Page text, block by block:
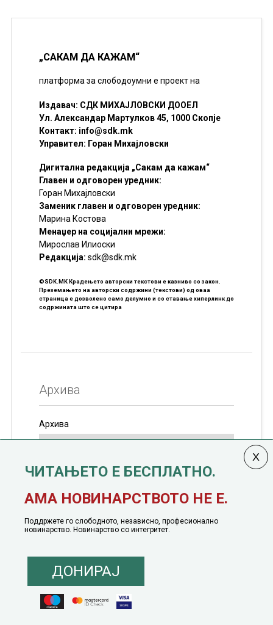
„САКАМ ДА КАЖАМ“
платформа за слободоумни е проект на
Издавач: СДК МИХАЈЛОВСКИ ДООЕЛ
Ул. Александар Мартулков 45, 1000 Скопје
Контакт: info@sdk.mk
Управител: Горан Михајловски
Дигитална редакција „Сакам да кажам“
Главен и одговорен уредник:
Горан Михајловски
Заменик главен и одговорен уредник:
Марина Костова
Менаџер на социјални мрежи:
Мирослав Илиоски
Редакцијa: sdk@sdk.mk
©SDK.MK Крадењето авторски текстови е казниво со закон.
Преземањето на авторски содржини (текстови) од оваа
страница е дозволено само делумно и со ставање хиперлинк до
содржината што се цитира
Архива
Архива
јануари, 1991 година
© 2016 - 2026 Сакам Да Кажам. Сите права задржани |
Понуда за политичко рекламирање
Политика на инклузија
Кодекс на однесување
ЧИТАЊЕТО Е БЕСПЛАТНО.
АМА НОВИНАРСТВОТО НЕ Е.
Поддржете го слободното, независно, професионално
новинарство. Новинарство со интегритет.
ДОНИРАЈ